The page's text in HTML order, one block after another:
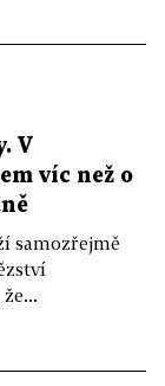
V
víc než o
samozřejmě